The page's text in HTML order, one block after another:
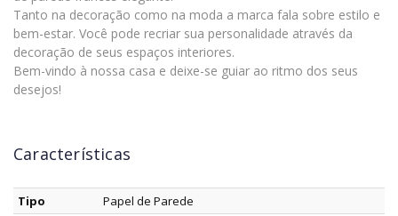
Tanto na decoração como na moda a marca fala sobre estilo e
bem-estar. Você pode recriar sua personalidade através da
decoração de seus espaços interiores.
Bem-vindo à nossa casa e deixe-se guiar ao ritmo dos seus
desejos!
Características
Tipo
Papel de Parede